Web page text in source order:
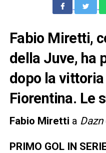
Fabio Miretti,
della Juve, ha
dopo la
Fiorentina. Le
Fabio Miretti a Dazn
PRIMO GOL IN